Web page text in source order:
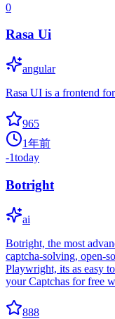
0
Rasa Ui
angular
Rasa UI is a frontend
965
1年前
-1today
Botright
ai
Botright, the most
captcha-solving, open-
Playwright, its as easy
your Captchas for free
888